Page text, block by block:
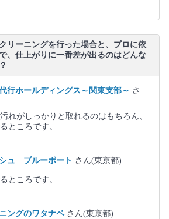
リーニングを行った場合と、プロに依
、仕上がりに一番差が出るのはどんな
行ホールディングス～関東支部～ さ
れがしっかりと取れるのはもちろん、
ところです。
ュ ブルーポート さん(東京都)
ところです。
ングのワタナベ さん(東京都)